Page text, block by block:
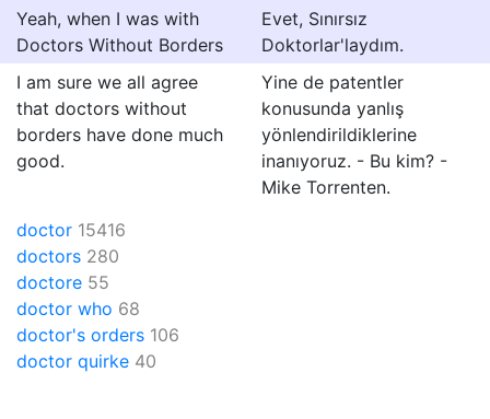
Yeah, when I was with
Doctors Without Borders
Evet, Sınırsız
Doktorlar'laydım.
I am sure we all agree
that doctors without
borders have done much
good.
Yine de patentler
konusunda yanlış
yönlendirildiklerine
inanıyoruz. - Bu kim? -
Mike Torrenten.
doctor 15416
doctors 280
doctore 55
doctor who 68
doctor's orders 106
doctor quirke 40